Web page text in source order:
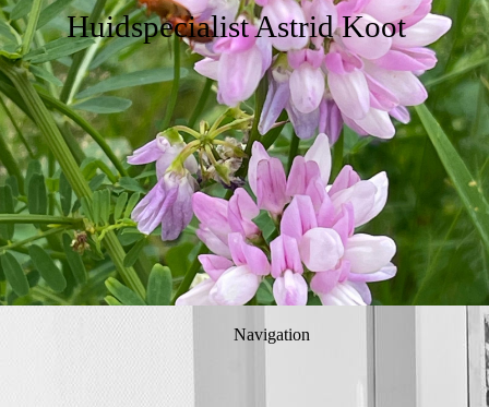
Huidspecialist Astrid Koot
Navigation